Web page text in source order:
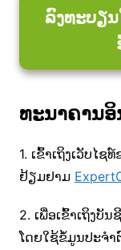
ລົງທະບຽ
ທະນາຄານອິ
1. ເຂົ້າເຖິງເວັບໄ
ຢ້ຽມຢາມ
2. ເພື່ອເຂົ້າເຖິງບັ
ໂດຍໃຊ້ຂໍ້ມູນປະຈໍາ